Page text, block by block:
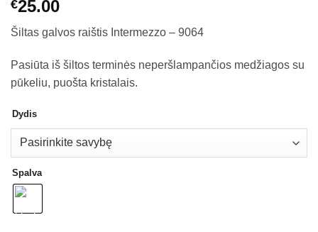
€25.00
Šiltas galvos raištis Intermezzo – 9064
Pasiūta iš šiltos terminės neperšlampančios medžiagos su
pūkeliu, puošta kristalais.
Dydis
Spalva